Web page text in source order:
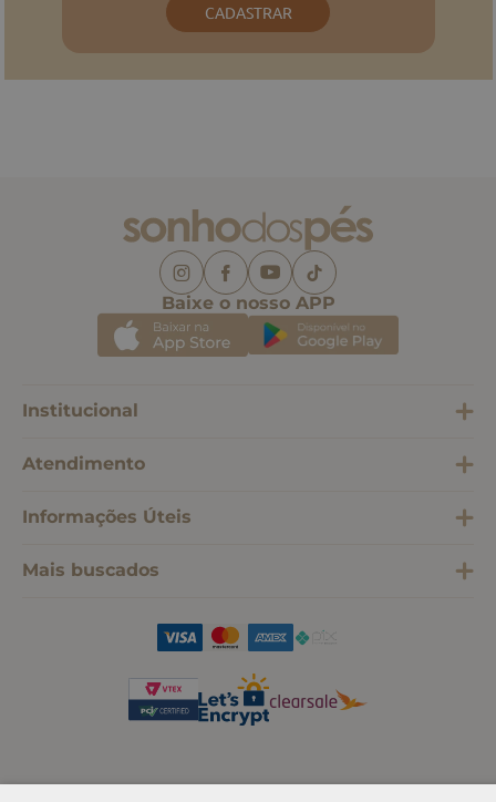
CADASTRAR
Baixe o nosso APP
Institucional
Atendimento
Informações Úteis
Mais buscados